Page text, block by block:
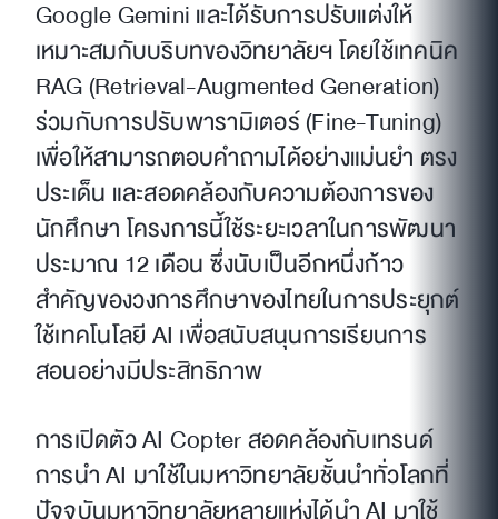
Google Gemini และได้รับการปรับแต่งให้
เหมาะสมกับบริบทของวิทยาลัยฯ โดยใช้เทคนิค
RAG (Retrieval-Augmented Generation)
ร่วมกับการปรับพารามิเตอร์ (Fine-Tuning)
เพื่อให้สามารถตอบคำถามได้อย่างแม่นยำ ตรง
ประเด็น และสอดคล้องกับความต้องการของ
นักศึกษา โครงการนี้ใช้ระยะเวลาในการพัฒนา
ประมาณ 12 เดือน ซึ่งนับเป็นอีกหนึ่งก้าว
สำคัญของวงการศึกษาของไทยในการประยุกต์
ใช้เทคโนโลยี AI เพื่อสนับสนุนการเรียนการ
สอนอย่างมีประสิทธิภาพ
การเปิดตัว AI Copter สอดคล้องกับเทรนด์
การนำ AI มาใช้ในมหาวิทยาลัยชั้นนำทั่วโลกที่